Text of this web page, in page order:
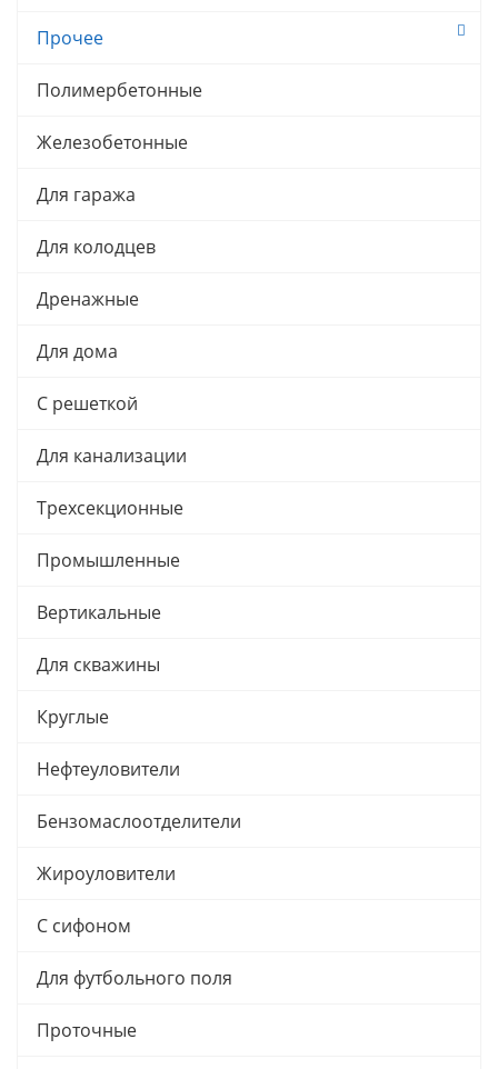
Прочее
Полимербетонные
Железобетонные
Для гаража
Для колодцев
Дренажные
Для дома
С решеткой
Для канализации
Трехсекционные
Промышленные
Вертикальные
Для скважины
Круглые
Нефтеуловители
Бензомаслоотделители
Жироуловители
С сифоном
Для футбольного поля
Проточные